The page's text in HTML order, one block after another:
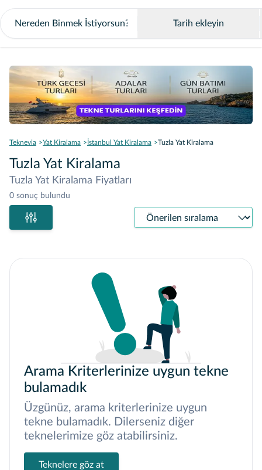
Tarih ekleyin
Teknevia Yat Kiralama İstanbul Yat Kiralama Tuzla Yat Kiralama
Tuzla Yat Kiralama
Tuzla Yat Kiralama Fiyatları
0 sonuç bulundu
Sıralama
Arama Kriterlerinize uygun tekne
bulamadık
Üzgünüz, arama kriterlerinize uygun
tekne bulamadık. Dilerseniz diğer
teknelerimize göz atabilirsiniz.
Teknelere göz at